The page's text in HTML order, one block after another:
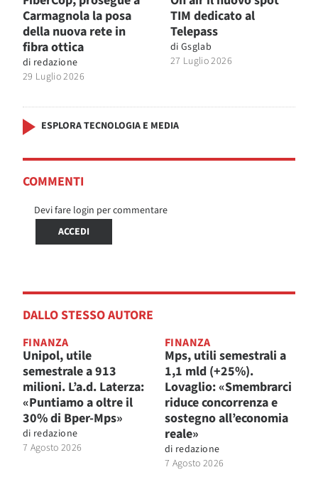
Carmagnola la posa
della nuova rete in
fibra ottica
di redazione
29 Luglio 2026
TIM dedicato al
Telepass
di Gsglab
27 Luglio 2026
ESPLORA TECNOLOGIA E MEDIA
COMMENTI
Devi fare login per commentare
ACCEDI
DALLO STESSO AUTORE
FINANZA
Unipol, utile
semestrale a 913
milioni. L’a.d. Laterza:
«Puntiamo a oltre il
30% di Bper-Mps»
di redazione
7 Agosto 2026
FINANZA
Mps, utili semestrali a
1,1 mld (+25%).
Lovaglio: «Smembrarci
riduce concorrenza e
sostegno all’economia
reale»
di redazione
7 Agosto 2026